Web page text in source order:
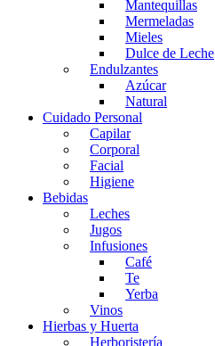
Mantequillas
Mermeladas
Mieles
Dulce de Leche
Endulzantes
Azúcar
Natural
Cuidado Personal
Capilar
Corporal
Facial
Higiene
Bebidas
Leches
Jugos
Infusiones
Café
Te
Yerba
Vinos
Hierbas y Huerta
Herboristería